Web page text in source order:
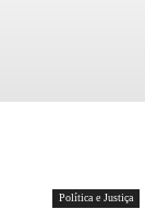
Política e Justiça